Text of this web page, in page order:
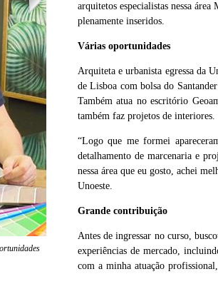
arquitetos especialistas nessa
plenamente inseridos.
Várias oportunidades
Arquiteta e urbanista egressa da
de Lisboa com bolsa do
Também atua no escritório
também faz projetos de interiores.
“Logo que me formei
detalhamento de marcenaria e
nessa área que eu gosto, achei
Unoeste.
Grande contribuição
Antes de ingressar no curso,
experiências de mercado,
com a minha atuação